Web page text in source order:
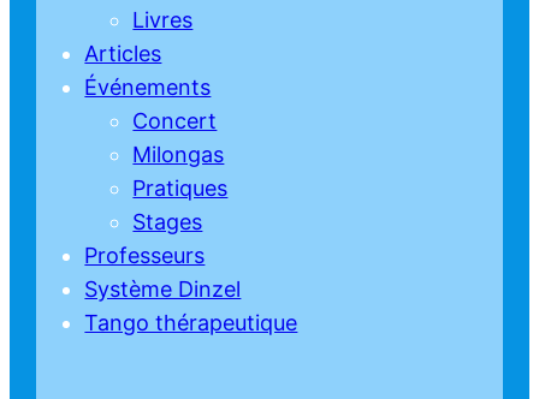
Livres
Articles
Événements
Concert
Milongas
Pratiques
Stages
Professeurs
Système Dinzel
Tango thérapeutique